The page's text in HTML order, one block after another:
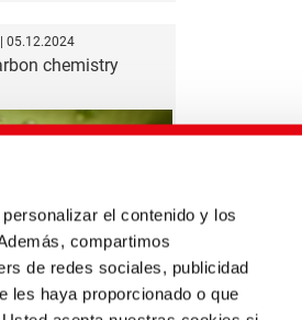
el contenido y los
compartimos
de redes sociales, publicidad
les haya proporcionado o que
05.12.2024
chemistry
itself with a clear